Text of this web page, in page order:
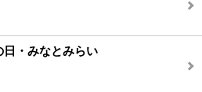
日・みなとみらい